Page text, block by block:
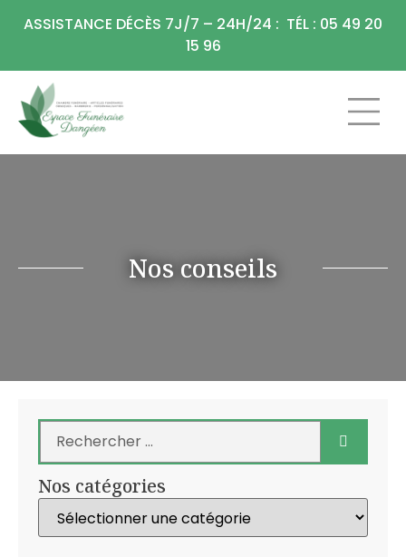
ASSISTANCE DÉCÈS 7J/7 – 24H/24 : TÉL : 05 49 20
15 96
Nos conseils
Nos catégories
Panneau de gestion des cookies